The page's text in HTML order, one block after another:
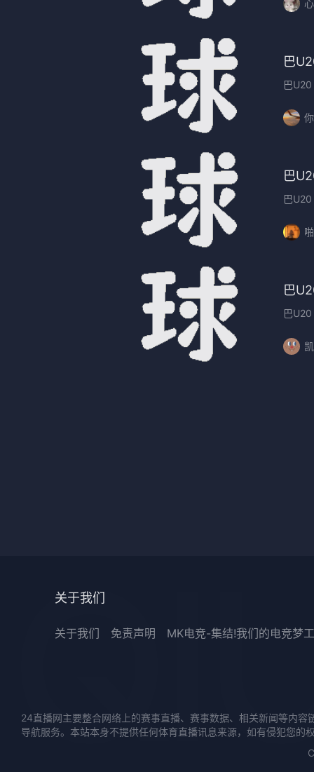
巴
巴U20
巴
巴U20
巴
巴U20
关于我们
关于我们 免责声明 MK电竞-集结!我们的电竞梦
24直播网主要整合网络上的赛事直播、赛事数据、相关新闻等内
导航服务。本站本身不提供任何体育直播讯息来源，如有侵犯您的